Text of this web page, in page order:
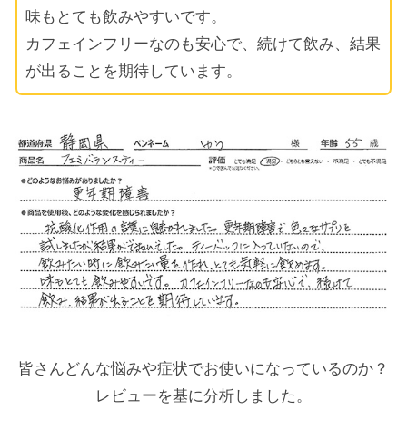
味もとても飲みやすいです。
カフェインフリーなのも安心で、続けて飲み、結果
が出ることを期待しています。
皆さんどんな悩みや症状でお使いになっているのか？
レビューを基に分析しました。